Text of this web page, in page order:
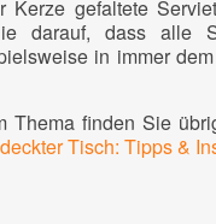
Kerze gefaltete
darauf, dass alle
in immer
Thema finden Sie
Tisch: Tipps &